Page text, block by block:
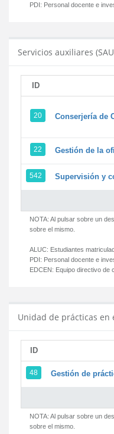
PDI: Personal docente e
Servicios auxiliares
ID
20 Conserjería de
22 Gestión de la
542 Supervisión y
NOTA: Al pulsar sobre un
sobre el mismo.
ALUC: Estudiantes
PDI: Personal docente e
EDCEN: Equipo directivo de
Unidad de prácticas en
ID
48 Gestión de
NOTA: Al pulsar sobre un
sobre el mismo.